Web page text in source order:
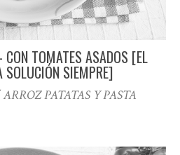
TOMATES ASADOS [EL
SOLUCIÓN SIEMPRE]
ARROZ PATATAS Y PASTA